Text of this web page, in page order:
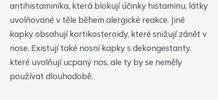
antihistaminika, která blokují účinky histaminu, látky
uvolňované v těle během alergické reakce. Jiné
kapky obsahují kortikosteroidy, které snižují zánět v
nose. Existují také nosní kapky s dekongestanty,
které uvolňují ucpaný nos, ale ty by se neměly
používat dlouhodobě.